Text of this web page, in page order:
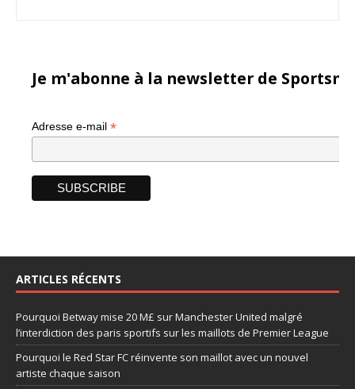
Je m'abonne à la newsletter de
Adresse e-mail *
ARTICLES RÉCENTS
Pourquoi Betway mise 20 M£ sur Manchester United malgré
l’interdiction des paris sportifs sur les maillots de Premier League
Pourquoi le Red Star FC réinvente son maillot avec un nouvel
artiste chaque saison